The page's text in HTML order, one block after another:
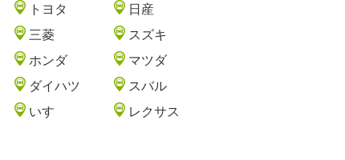
トヨタ
日産
三菱
スズキ
ホンダ
マツダ
ダイハツ
スバル
いすゞ
レクサス